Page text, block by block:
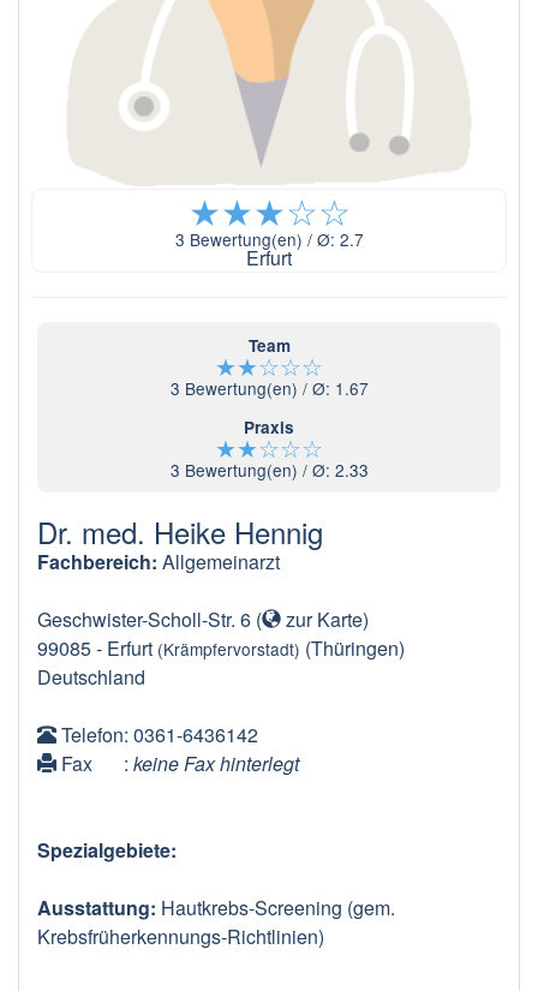
★★★☆☆
3 Bewertung(en) / Ø: 2.7
Erfurt
Team
★★☆☆☆
3 Bewertung(en) / Ø: 1.67
Praxis
★★☆☆☆
3 Bewertung(en) / Ø: 2.33
Dr. med. Heike Hennig
Fachbereich: Allgemeinarzt
Geschwister-Scholl-Str. 6 ( zur Karte)
99085- Erfurt (Krämpfervorstadt) (Thüringen)
Deutschland
Telefon: 0361-6436142
Fax
: keine Fax hinterlegt
Spezialgebiete:
Ausstattung: Hautkrebs-Screening (gem.
Krebsfrüherkennungs-Richtlinien)